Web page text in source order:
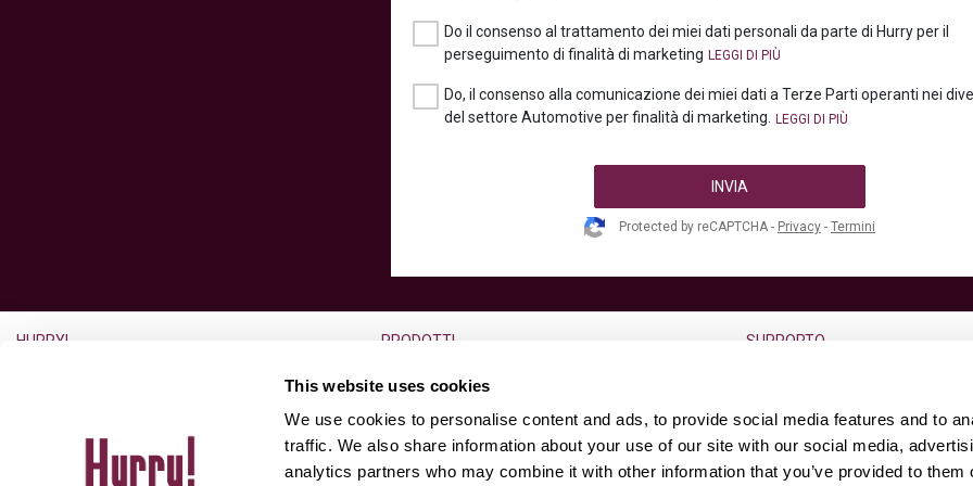
This website uses cookies
We use cookies to personalise content and ads, to provide social media features and to
traffic. We also share information about your use of our site with our social media,
analytics partners who may combine it with other information that you’ve provided to them
Do il consenso al trattamento dei miei dati personali da parte di Hurry per il
perseguimento di finalità di marketing
Do, il consenso alla comunicazione dei miei dati a Terze Parti operanti nei
del settore Automotive per finalità di marketing.
INVIA
Protected by reCAPTCHA - Privacy- Termini
HURRY!
Ufficio Stampa
PRODOTTI
Noleggio a lungo termine
Noleggio usato
Auto usate
Aste for Dealers
SUPPORTO
Condizioni di vendita
Diritto di reso dell’usato
Contatti